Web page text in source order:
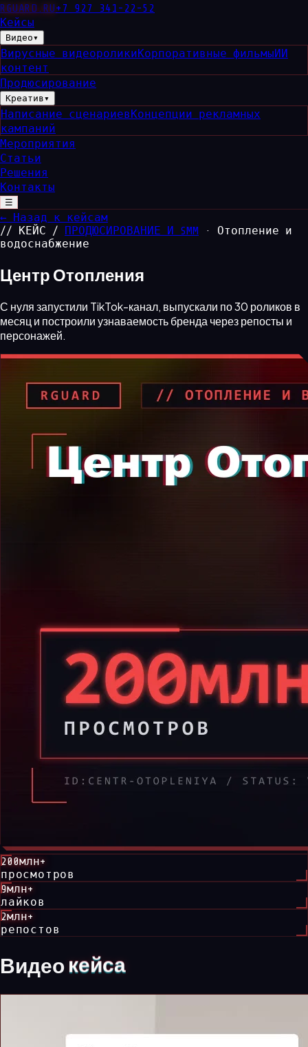
RGUARD .RU+7 927 341-22-52
Кейсы
Видео▾
Вирусные видеороликиКорпоративные фильмыИИ
контент
Продюсирование
Креатив▾
Написание сценариев Концепции рекламных
кампаний
Мероприятия
Статьи
Решения
Контакты
☰
← Назад к кейсам
// КЕЙС /
ПРОДЮСИРОВАНИЕ И SMM · Отопление и
водоснабжение
Центр Отопления
С нуля запустили TikTok-канал, выпускали по 30 роликов в
месяц и построили узнаваемость бренда через репосты и
персонажей.
200млн+
просмотров
9млн+
лайков
2млн+
репостов
Видеокейса